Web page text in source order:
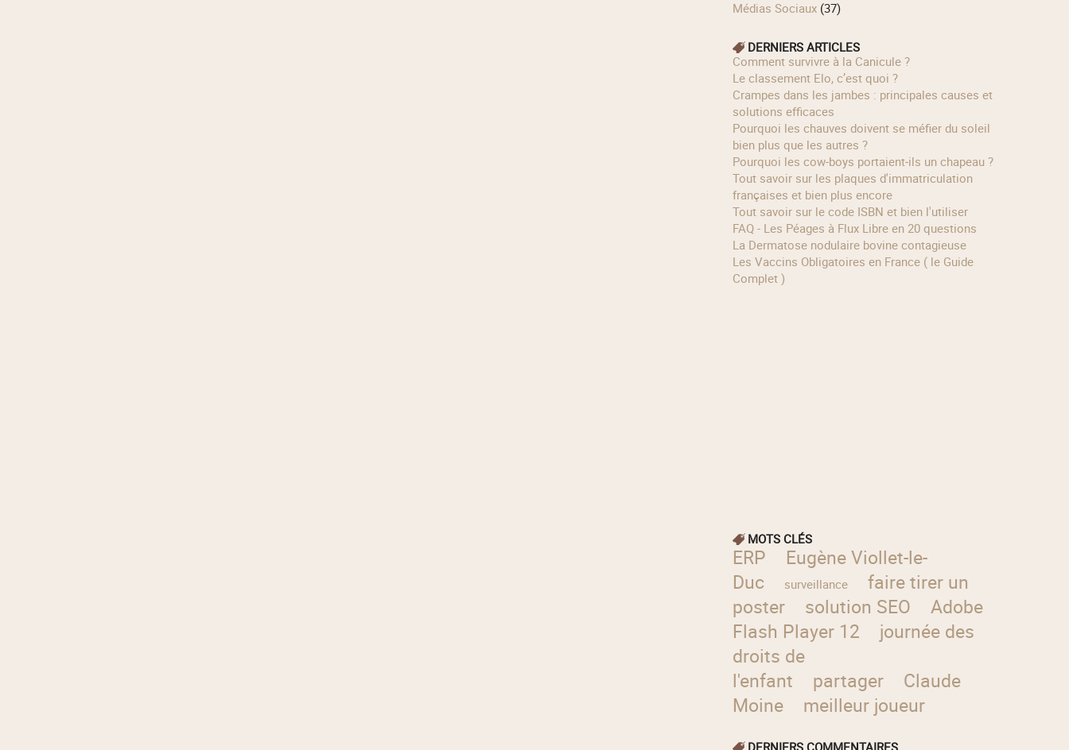
Médias Sociaux(37)
DERNIERS ARTICLES
Comment survivre à la Canicule ?
Le classement Elo, c’est quoi ?
Crampes dans les jambes : principales causes et
solutions efficaces
Pourquoi les chauves doivent se méfier du soleil
bien plus que les autres ?
Pourquoi les cow‑boys portaient‑ils un chapeau ?
Tout savoir sur les plaques d'immatriculation
françaises et bien plus encore
Tout savoir sur le code ISBN et bien l'utiliser
FAQ - Les Péages à Flux Libre en 20 questions
La Dermatose nodulaire bovine contagieuse
Les Vaccins Obligatoires en France ( le Guide
Complet )
MOTS CLÉS
ERP
Eugène Viollet-le-
Duc
surveillance
faire tirer un
poster
solution SEO
Adobe
Flash Player 12
journée des
droits de
l'enfant
partager
Claude
Moine
meilleur joueur